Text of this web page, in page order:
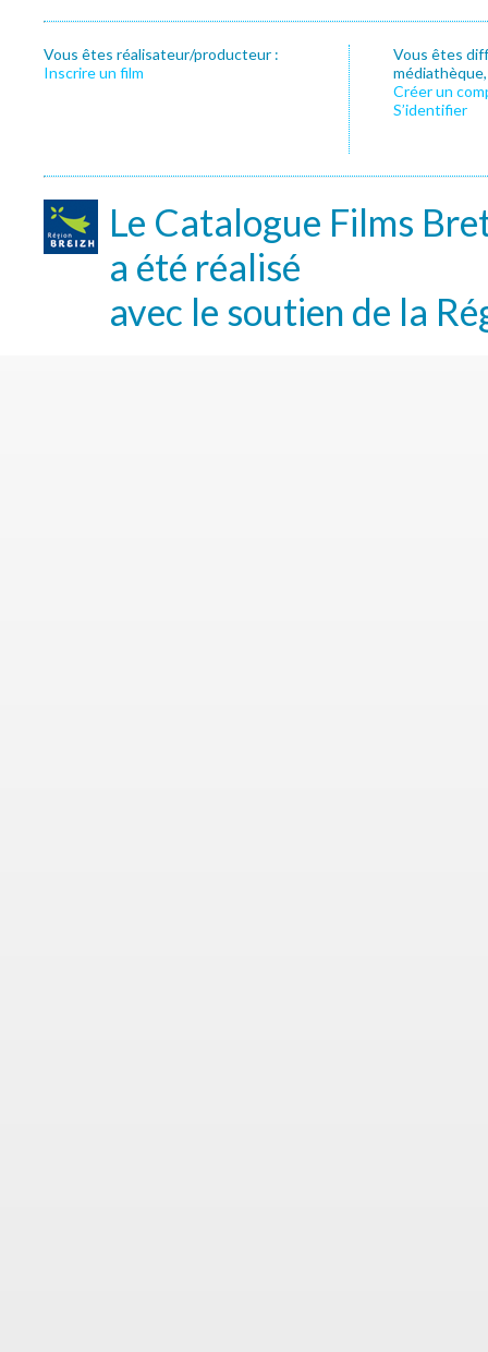
Vous êtes réalisateur/producteur :
Inscrire un film
Vous êtes
Créer un
S’identifier
Le Catalogue Films
a été réalisé
avec le soutien de la